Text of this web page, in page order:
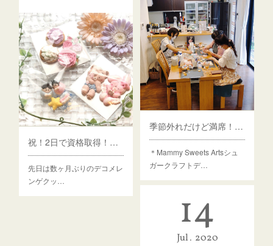
季節外れだけど満席！ハロウィンレッスン
＊Mammy Sweets Artsシュ
ガークラフトデ…
祝！2日で資格取得！デコメレンゲ認定講座
先日は数ヶ月ぶりのデコメレ
ンゲクッ…
14
Jul 2020